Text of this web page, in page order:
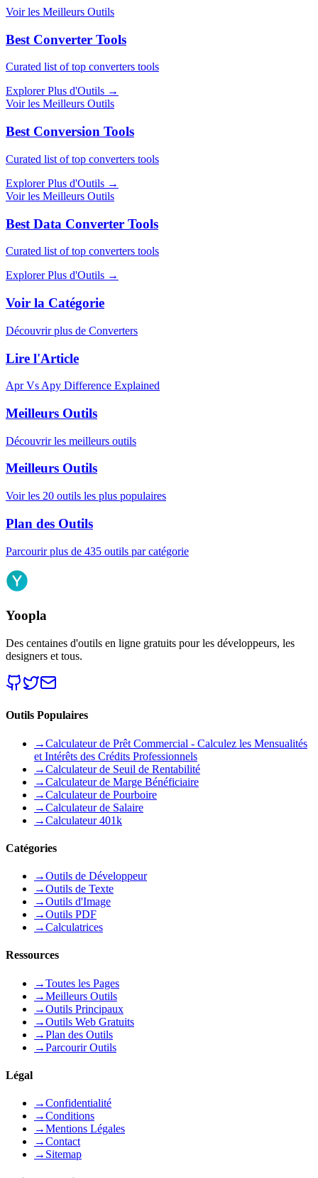
Voir les Meilleurs Outils
Best Converter Tools
Curated list of top converters tools
Explorer Plus d'Outils →
Voir les Meilleurs Outils
Best Conversion Tools
Curated list of top converters tools
Explorer Plus d'Outils →
Voir les Meilleurs Outils
Best Data Converter Tools
Curated list of top converters tools
Explorer Plus d'Outils →
Voir la Catégorie
Découvrir plus de Converters
Lire l'Article
Apr Vs Apy Difference Explained
Meilleurs Outils
Découvrir les meilleurs outils
Meilleurs Outils
Voir les 20 outils les plus populaires
Plan des Outils
Parcourir plus de 435 outils par catégorie
Yoopla
Des centaines d'outils en ligne gratuits pour les développeurs, les
designers et tous.
Outils Populaires
→Calculateur de Prêt Commercial - Calculez les Mensualités
et Intérêts des Crédits Professionnels
→Calculateur de Seuil de Rentabilité
→Calculateur de Marge Bénéficiaire
→Calculateur de Pourboire
→Calculateur de Salaire
→Calculateur 401k
Catégories
→Outils de Développeur
→Outils de Texte
→Outils d'Image
→Outils PDF
→Calculatrices
Ressources
→Toutes les Pages
→Meilleurs Outils
→Outils Principaux
→Outils Web Gratuits
→Plan des Outils
→Parcourir Outils
Légal
→Confidentialité
→Conditions
→Mentions Légales
→Contact
→ Sitemap